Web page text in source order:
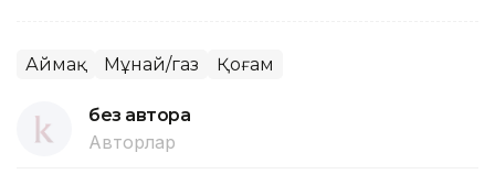
Аймақ Мұнай/газ Қоғам
без автора
Авторлар